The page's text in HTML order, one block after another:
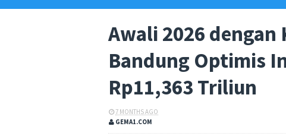
Awali 2026 dengan
Bandung Optimis
Rp11,363 Triliun
7 MONTHS AGO
GEMA1.COM